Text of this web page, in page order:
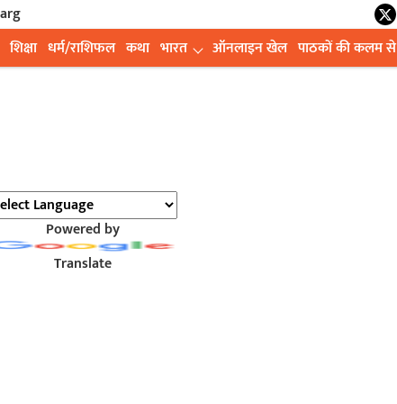
शिक्षा धर्म/राशिफल कथा भारत ऑनलाइन खेल पाठकों की कलम से
Powered by
Translate